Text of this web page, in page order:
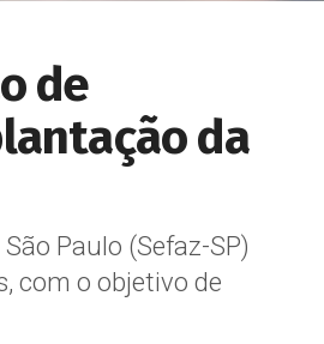
de
da
Paulo (Sefaz-SP)
com o objetivo de